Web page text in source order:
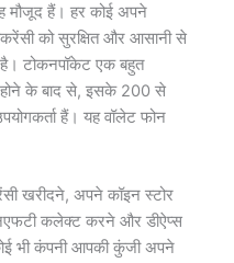
मौजूद हैं। हर कोई अपने
को सुरक्षित और आसानी से
टोकनपॉकेट एक बहुत
होने के बाद से, इसके 200 से
हैं। यह वॉलेट फोन
खरीदने, अपने कॉइन स्टोर
कलेक्ट करने और डीऐप्स
भी कंपनी आपकी कुंजी अपने